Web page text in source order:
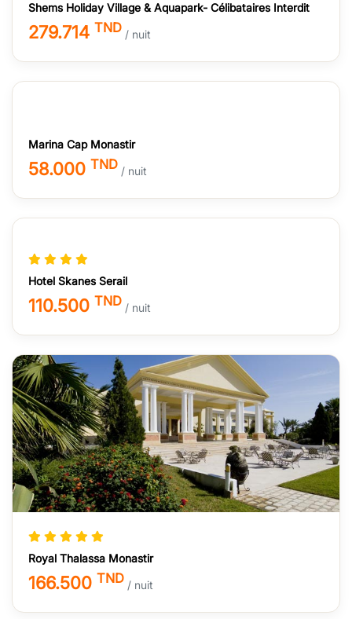
Shems Holiday Village & Aquapark- Célibataires Interdit
279.714 TND / nuit
Marina Cap Monastir
58.000 TND / nuit
Hotel Skanes Serail
110.500 TND / nuit
Royal Thalassa Monastir
166.500 TND / nuit